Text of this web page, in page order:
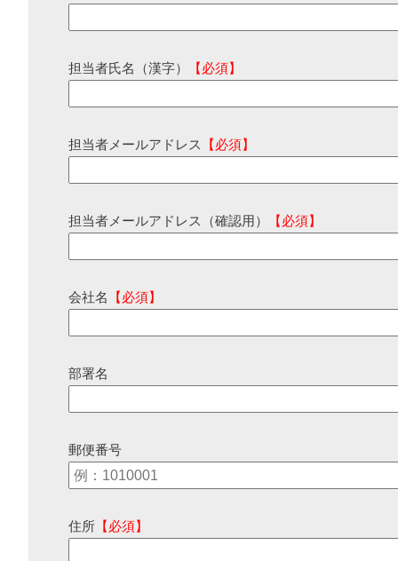
担当者氏名（漢字） 【必須】
担当者メールアドレス 【必須】
担当者メールアドレス（確認用） 【必須】
会社名 【必須】
部署名
郵便番号
住所 【必須】